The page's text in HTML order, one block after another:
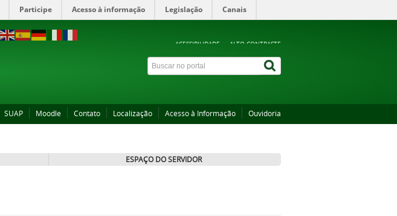
Participe Acesso à informação Legislação Canais
ACESSIBILIDADE ALTO CONTRASTE
SUAP Moodle Contato Localização Acesso à Informação Ouvidoria
ESPAÇO DO SERVIDOR